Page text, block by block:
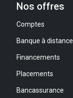
Nos offres
Comptes
Banque à distance
Financements
Placements
Bancassurance